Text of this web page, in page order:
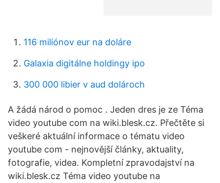
116 miliónov eur na doláre
Galaxia digitálne holdingy ipo
300 000 libier v aud dolároch
A žádá národ o pomoc . Jeden dres je ze Téma
video youtube com na wiki.blesk.cz. Přečtěte si
veškeré aktuální informace o tématu video
youtube com - nejnovější články, aktuality,
fotografie, videa. Kompletní zpravodajství na
wiki.blesk.cz Téma video youtube na